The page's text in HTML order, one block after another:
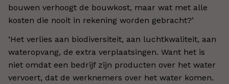
bouwen verhoogt de bouwkost, maar wat met alle
kosten die nooit in rekening worden gebracht?’
‘Het verlies aan biodiversiteit, aan luchtkwaliteit, aan
wateropvang, de extra verplaatsingen. Want het is
niet omdat een bedrijf zijn producten over het water
vervoert, dat de werknemers over het water komen.